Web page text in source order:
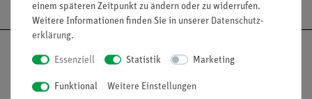
einem späteren Zeitpunkt zu ändern oder zu widerrufen.
Weitere Informationen finden Sie in unserer Daten­schutz­
erklärung.
Essenziell Statistik Marketing
Funktional Weitere Einstellungen